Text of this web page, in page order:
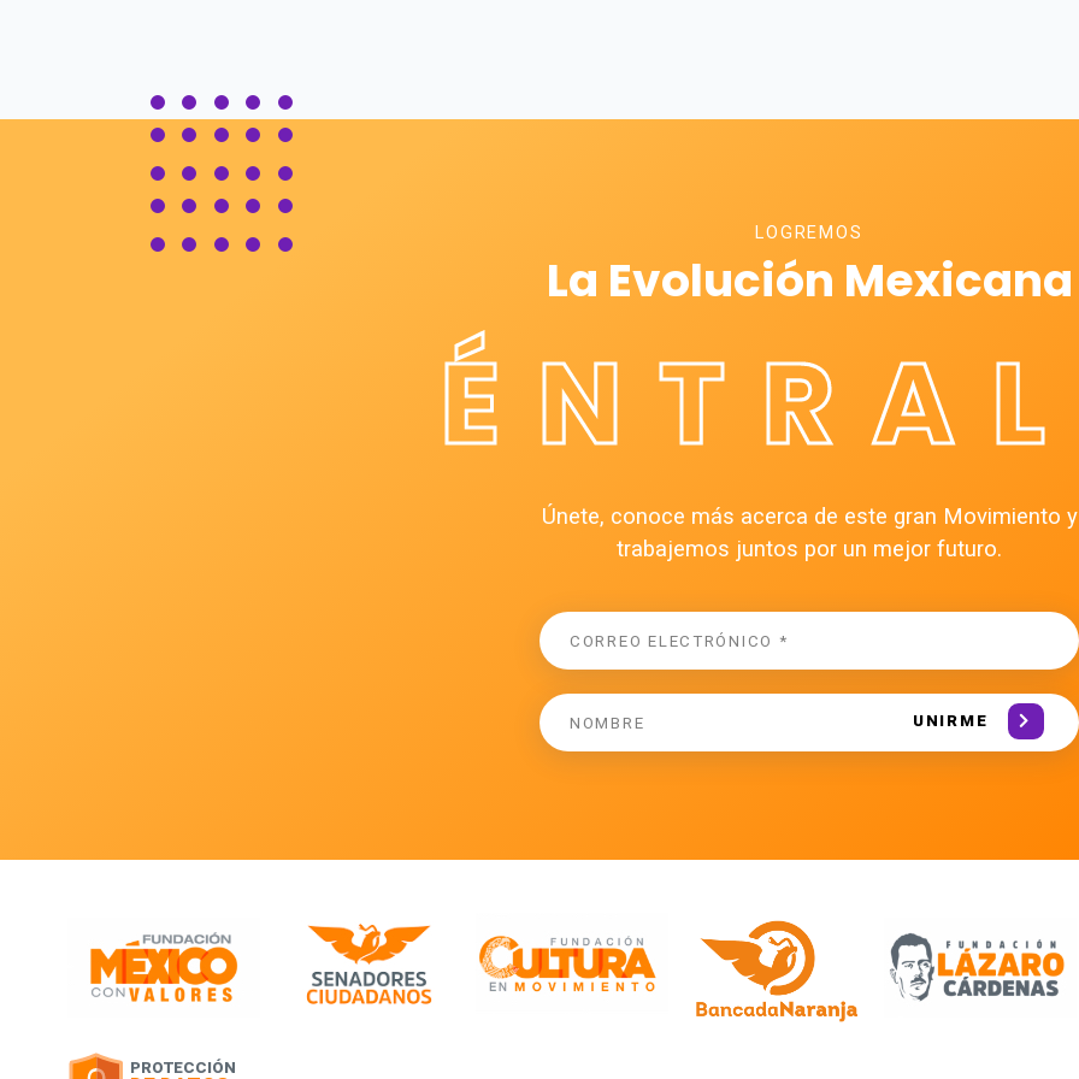
LOGREMOS
La Evolución Mexicana
Únete, conoce más acerca de este gran Movimiento y
trabajemos juntos por un mejor futuro.
UNIRME